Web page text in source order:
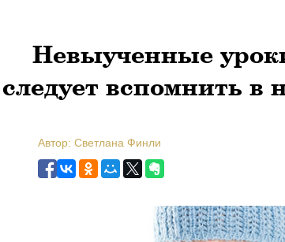
Невыученные
следует вспомнить в
Автор: Светлана Финли